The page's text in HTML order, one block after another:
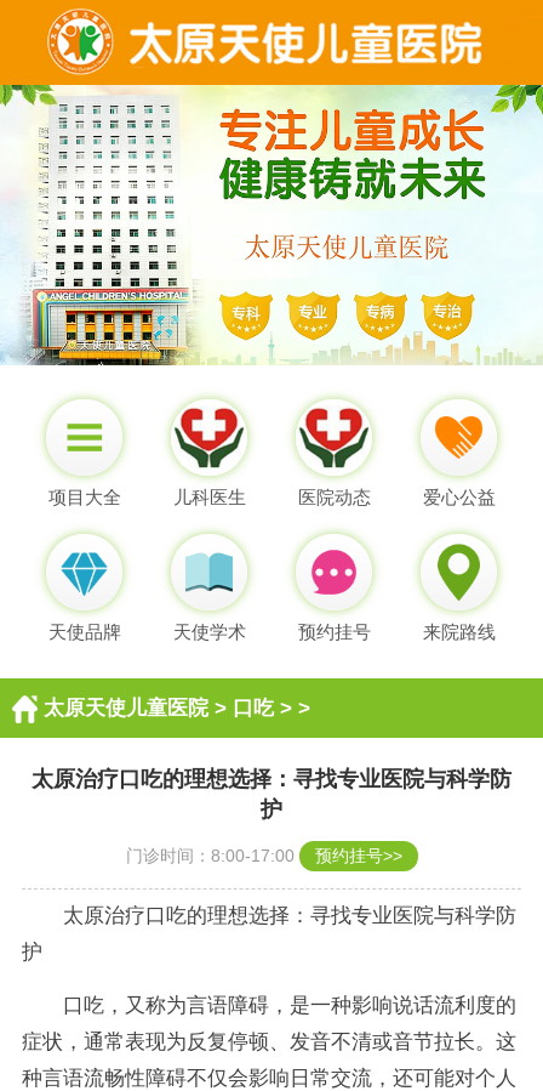
项目大全 儿科医生 医院动态 爱心公益
天使品牌 天使学术 预约挂号 来院路线
太原天使儿童医院> 口吃> >
太原治疗口吃的理想选择：寻找专业医院与科学防
护
门诊时间：8:00-17:00 预约挂号>>
太原治疗口吃的理想选择：寻找专业医院与科学防
护
口吃，又称为言语障碍，是一种影响说话流利度的
症状，通常表现为反复停顿、发音不清或音节拉长。这
种言语流畅性障碍不仅会影响日常交流，还可能对个人